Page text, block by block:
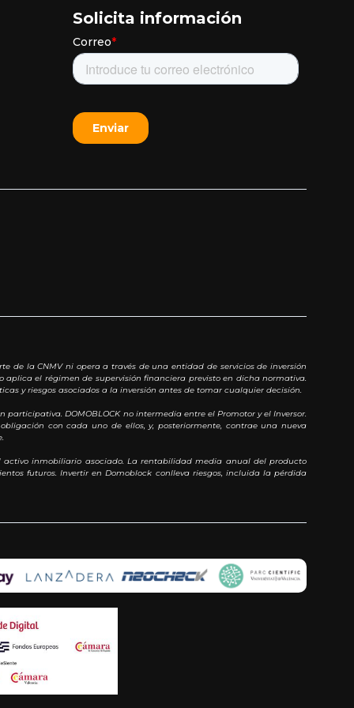
Solicita información
de la CNMV ni opera a través de una entidad de servicios de inversión
aplica el régimen de supervisión financiera previsto en dicha normativa.
y riesgos asociados a la inversión antes de tomar cualquier decisión.
DOMOBLOCK no intermedia entre el Promotor y el Inversor.
con cada uno de ellos, y, posteriormente, contrae una nueva
activo inmobiliario asociado. La rentabilidad media anual del producto
futuros. Invertir en Domoblock conlleva riesgos, incluida la pérdida